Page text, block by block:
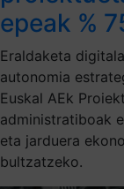
epeak %
Eraldaketa
autonomia
Euskal AEk
administratiboak
eta jarduera
bultzatzeko.